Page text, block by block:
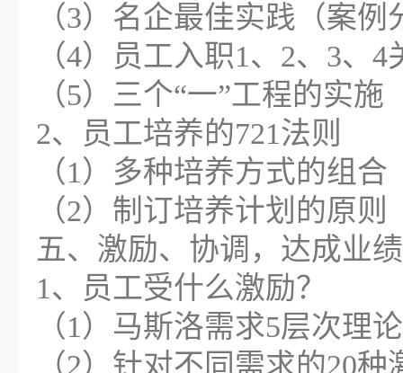
（3）名企最佳实践（案例
（4）员工入职1、2、3、4
（5）三个“一”工程的实施
2、员工培养的721法则
（1）多种培养方式的组合
（2）制订培养计划的原则
五、激励、协调，达成业绩
1、员工受什么激励？
（1）马斯洛需求5层次理论
（2）针对不同需求的20种